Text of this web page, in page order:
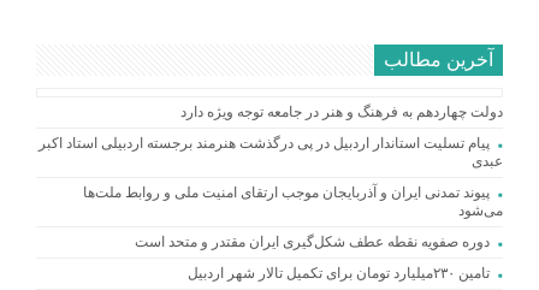
آخرین مطالب
دولت چهاردهم به فرهنگ و هنر در جامعه توجه ویژه دارد
پیام تسلیت استاندار اردبیل در پی درگذشت هنرمند برجسته اردبیلی استاد اکبر
عبدی
پیوند تمدنی ایران و آذربایجان موجب ارتقای امنیت ملی و روابط ملت‌ها
می‌شود
دوره صفویه نقطه عطف شکل‌گیری ایران مقتدر و متحد است
تامین ۲۳۰میلیارد تومان برای تکمیل تالار شهر اردبیل